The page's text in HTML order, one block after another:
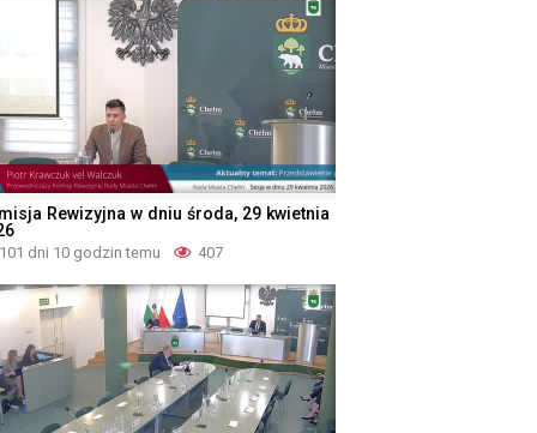
Rewizyjna w dniu środa, 29 kwietnia
101 dni 10 godzin temu 407